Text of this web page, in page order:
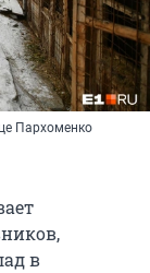
Пархоменко
в